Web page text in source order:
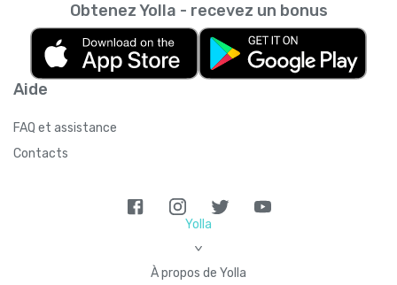
Aide
FAQ et assistance
Contacts
Obtenez Yolla - recevez un bonus
Yolla
>
À propos de Yolla